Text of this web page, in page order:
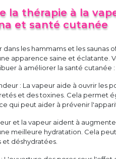
la thérapie à la
et santé cutanée
dans les hammams et les saunas
apparence saine et éclatante.
à améliorer la santé cutanée :
: La vapeur aide à ouvrir les
et des toxines. Cela permet
qui peut aider à prévenir
et la vapeur aident à
meilleure hydratation. Cela
et déshydratées.